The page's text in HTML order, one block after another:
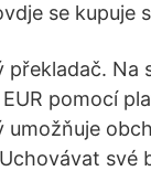
se kupuje
Na
pomocí
umožňuje
své